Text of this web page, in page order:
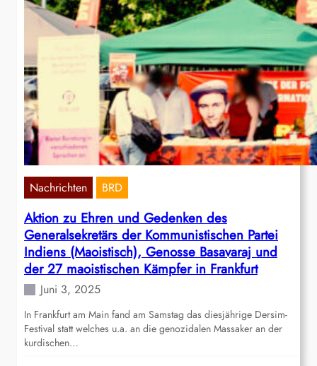
Nachrichten BRD
Aktion zu Ehren und Gedenken des
Generalsekretärs der Kommunistischen Partei
Indiens (Maoistisch), Genosse Basavaraj und
der 27 maoistischen Kämpfer in Frankfurt
Juni 3, 2025
In Frankfurt am Main fand am Samstag das diesjährige Dersim-
Festival statt welches u.a. an die genozidalen Massaker an der
kurdischen…